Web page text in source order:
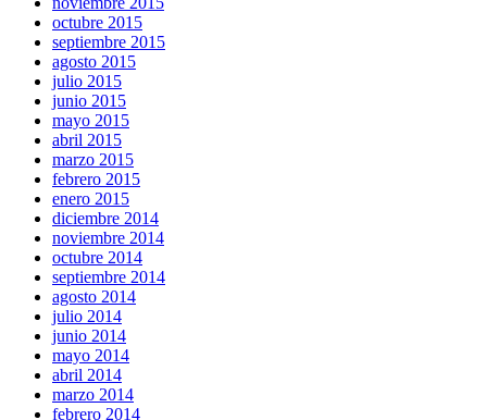
octubre 2015
septiembre 2015
agosto 2015
julio 2015
junio 2015
mayo 2015
abril 2015
marzo 2015
febrero 2015
enero 2015
diciembre 2014
noviembre 2014
octubre 2014
septiembre 2014
agosto 2014
julio 2014
junio 2014
mayo 2014
abril 2014
marzo 2014
febrero 2014